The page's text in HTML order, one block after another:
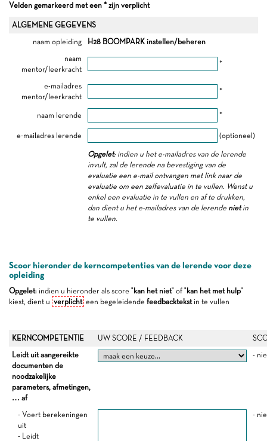
Velden gemarkeerd met een * zijn verplicht
ALGEMENE GEGEVENS
naam opleiding
H28 BOOMPARK instellen/beheren
naam
mentor/leerkracht
*
e-mailadres
mentor/leerkracht
*
naam lerende *
e-mailadres lerende (optioneel)
Opgelet: indien u het e-mailadres van de lerende
invult, zal de lerende na bevestiging van de
evaluatie een e-mail ontvangen met link naar de
evaluatie om een zelfevaluatie in te vullen. Wenst u
enkel een evaluatie in te vullen en af te drukken,
dan dient u het e-mailadres van de lerende nietin
te vullen.
Scoor hieronder de kerncompetenties van de lerende voor deze
opleiding
Opgelet: indien u hieronder als score "kan het niet" of "kan het met hulp"
kiest, dient u verplicht een begeleidende feedbacktekstin te vullen
KERNCOMPETENTIE UW SCORE / FEEDBACK
Leidt uit aangereikte
documenten de
noodzakelijke
parameters, afmetingen,
… af
-
- Voert berekeningen
uit
- Leidt
-